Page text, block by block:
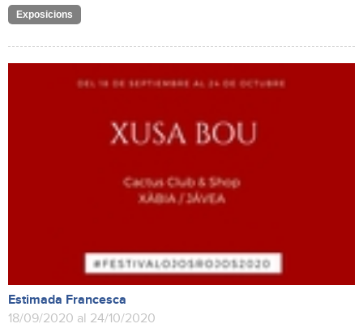
Exposicions
Estimada Francesca
18/09/2020 al 24/10/2020